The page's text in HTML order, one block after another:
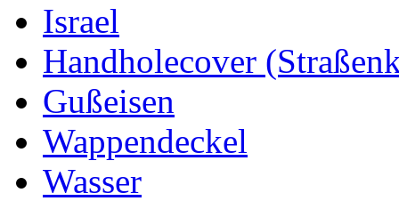
Israel
Handholecover
Gußeisen
Wappendeckel
Wasser